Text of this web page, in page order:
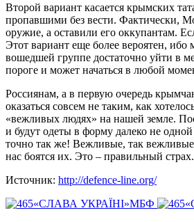
Второй вариант касается крымских
пропавшими без вести. Фактически,
оружие, а оставили его оккупантам.
Этот вариант еще более вероятен,
вошедшей группе достаточно уйти в
пороге и может начаться в любой
Россиянам, а в первую очередь
оказаться совсем не таким, как
«вежливых людях» на нашей земле.
и будут одеты в форму далеко не
точно так же! Вежливые, так
нас боятся их. Это – правильный
Источник: http://defence-line.org/
«СЛАВА УКРАЇНІ»МБФ